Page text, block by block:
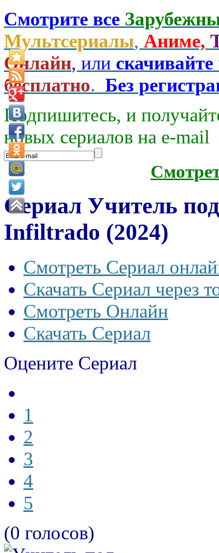
Смотрите все
Мультсериалы, Аниме,
Онлайн, или скачивайте
бесплатно. Без
Подпишитесь, и
новых сериалов на e-mаil
Сериал Учитель
Infiltrado (2024)
Смотреть Сериал
Скачать Сериал через
Смотреть Онлайн
Скачать Сериал
Оцените Сериал
1
2
3
4
5
(0 голосов)